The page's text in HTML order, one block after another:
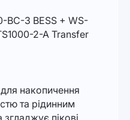
BC-3 BESS + WS-
2-A Transfer
накопичення
та рідинним
пікові